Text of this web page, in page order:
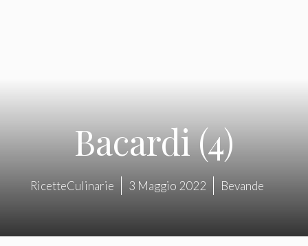
Bacardi (4)
RicetteCulinarie 3 Maggio 2022 Bevande